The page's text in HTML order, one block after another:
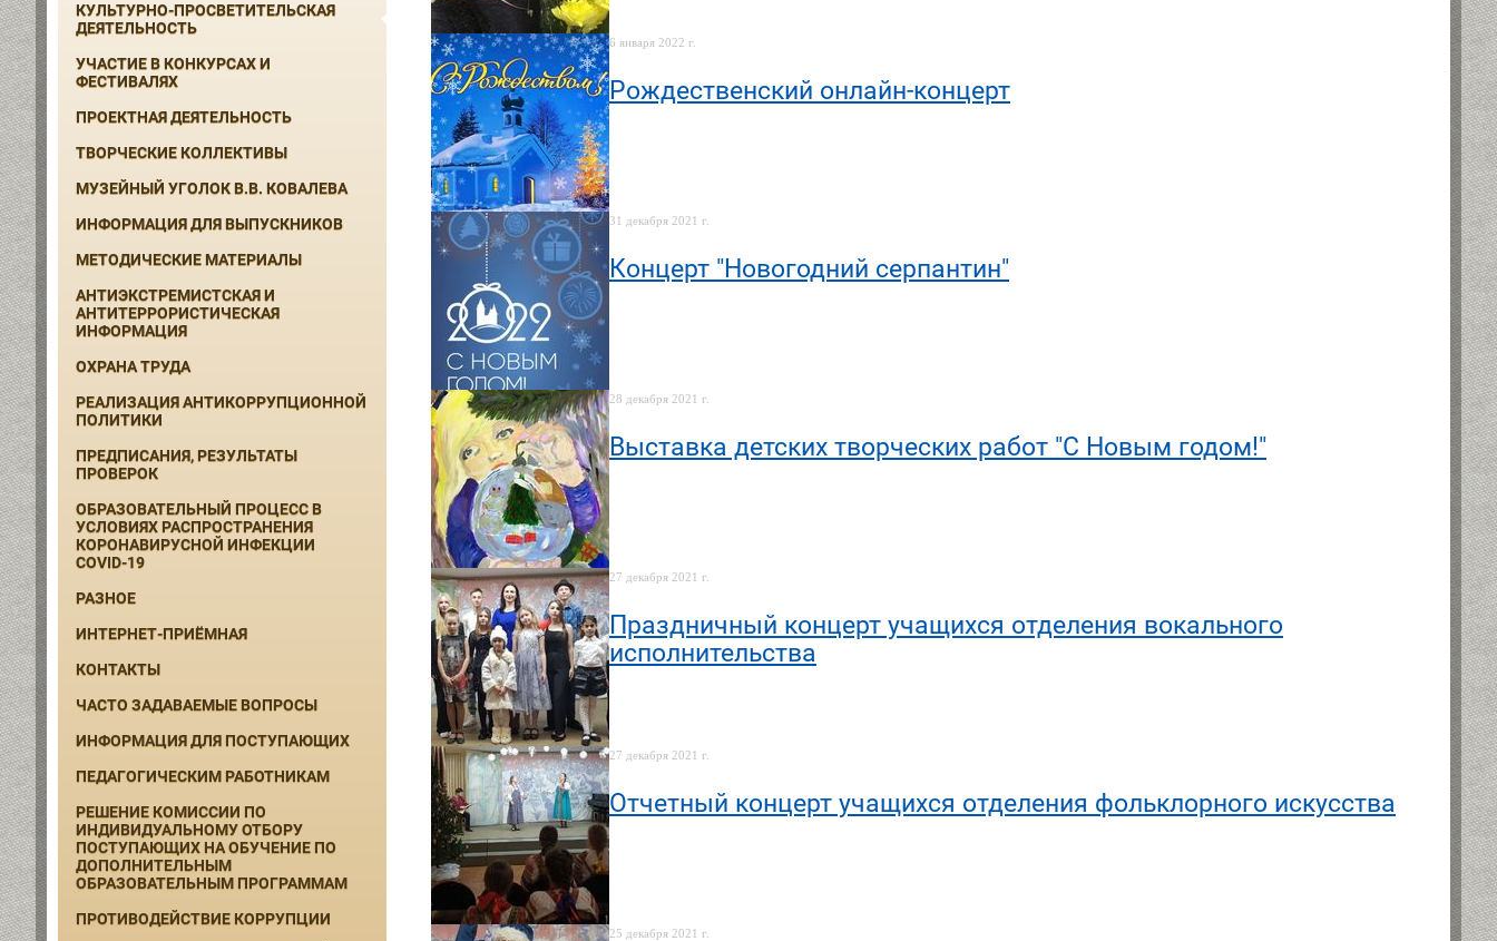
КУЛЬТУРНО-ПРОСВЕТИТЕЛЬСКАЯ
ДЕЯТЕЛЬНОСТЬ
УЧАСТИЕ В КОНКУРСАХ И
ФЕСТИВАЛЯХ
ПРОЕКТНАЯ ДЕЯТЕЛЬНОСТЬ
ТВОРЧЕСКИЕ КОЛЛЕКТИВЫ
МУЗЕЙНЫЙ УГОЛОК В.В. КОВАЛЕВА
ИНФОРМАЦИЯ ДЛЯ ВЫПУСКНИКОВ
МЕТОДИЧЕСКИЕ МАТЕРИАЛЫ
АНТИЭКСТРЕМИСТСКАЯ И
АНТИТЕРРОРИСТИЧЕСКАЯ
ИНФОРМАЦИЯ
ОХРАНА ТРУДА
РЕАЛИЗАЦИЯ АНТИКОРРУПЦИОННОЙ
ПОЛИТИКИ
ПРЕДПИСАНИЯ, РЕЗУЛЬТАТЫ
ПРОВЕРОК
ОБРАЗОВАТЕЛЬНЫЙ ПРОЦЕСС В
УСЛОВИЯХ РАСПРОСТРАНЕНИЯ
КОРОНАВИРУСНОЙ ИНФЕКЦИИ
COVID-19
РАЗНОЕ
ИНТЕРНЕТ-ПРИЁМНАЯ
КОНТАКТЫ
ЧАСТО ЗАДАВАЕМЫЕ ВОПРОСЫ
ИНФОРМАЦИЯ ДЛЯ ПОСТУПАЮЩИХ
ПЕДАГОГИЧЕСКИМ РАБОТНИКАМ
РЕШЕНИЕ КОМИССИИ ПО
ИНДИВИДУАЛЬНОМУ ОТБОРУ
ПОСТУПАЮЩИХ НА ОБУЧЕНИЕ ПО
ДОПОЛНИТЕЛЬНЫМ
ОБРАЗОВАТЕЛЬНЫМ ПРОГРАММАМ
ПРОТИВОДЕЙСТВИЕ КОРРУПЦИИ
6 января 2022 г.
Рождественский онлайн-концерт
31 декабря 2021 г.
Концерт "Новогодний серпантин"
28 декабря 2021 г.
Выставка детских творческих работ "С Новым годом!"
27 декабря 2021 г.
Праздничный концерт учащихся отделения вокального
исполнительства
27 декабря 2021 г.
Отчетный концерт учащихся отделения фольклорного искусства
25 декабря 2021 г.